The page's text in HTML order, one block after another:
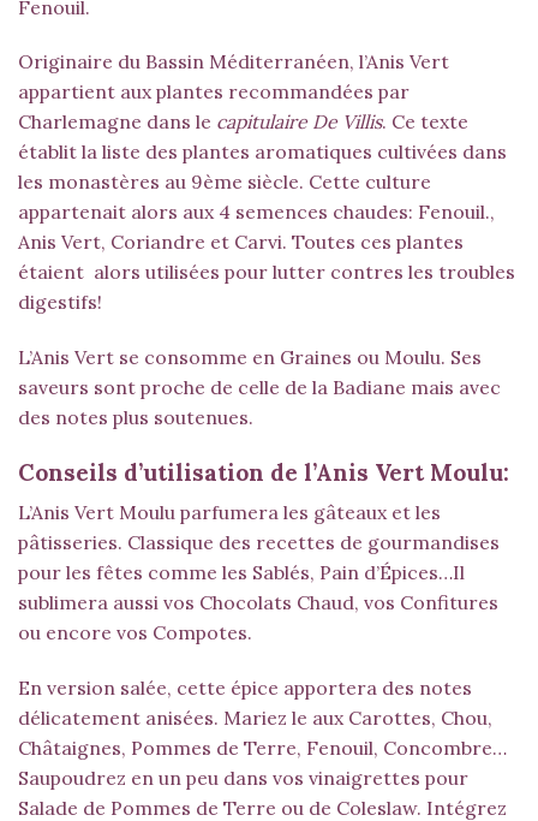
Fenouil.
Originaire du Bassin Méditerranéen, l’Anis Vert
appartient aux plantes recommandées par
Charlemagne dans le capitulaire De Villis. Ce texte
établit la liste des plantes aromatiques cultivées dans
les monastères au 9ème siècle. Cette culture
appartenait alors aux 4 semences chaudes: Fenouil.,
Anis Vert, Coriandre et Carvi. Toutes ces plantes
étaient alors utilisées pour lutter contres les troubles
digestifs!
L’Anis Vert se consomme en Graines ou Moulu. Ses
saveurs sont proche de celle de la Badiane mais avec
des notes plus soutenues.
Conseils d’utilisation de l’Anis Vert Moulu:
L’Anis Vert Moulu parfumera les gâteaux et les
pâtisseries. Classique des recettes de gourmandises
pour les fêtes comme les Sablés, Pain d’Épices…Il
sublimera aussi vos Chocolats Chaud, vos Confitures
ou encore vos Compotes.
En version salée, cette épice apportera des notes
délicatement anisées. Mariez le aux Carottes, Chou,
Châtaignes, Pommes de Terre, Fenouil, Concombre…
Saupoudrez en un peu dans vos vinaigrettes pour
Salade de Pommes de Terre ou de Coleslaw. Intégrez